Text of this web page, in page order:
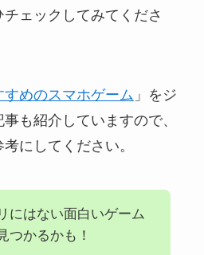
ェックしてみてくださ
すめのスマホゲーム 」をジ
も紹介していますので、
にしてください。
にはない面白いゲーム
つかるかも！